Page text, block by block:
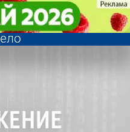
директора
питания»
директора
питания»